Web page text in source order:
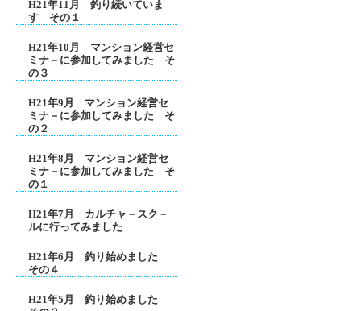
H21年11月 釣り続いていま
す その１
H21年10月 マンション経営セ
ミナ－に参加してみました そ
の３
H21年9月 マンション経営セ
ミナ－に参加してみました そ
の２
H21年8月 マンション経営セ
ミナ－に参加してみました そ
の１
H21年7月 カルチャ－スク－
ルに行ってみました
H21年6月 釣り始めました
その４
H21年5月 釣り始めました